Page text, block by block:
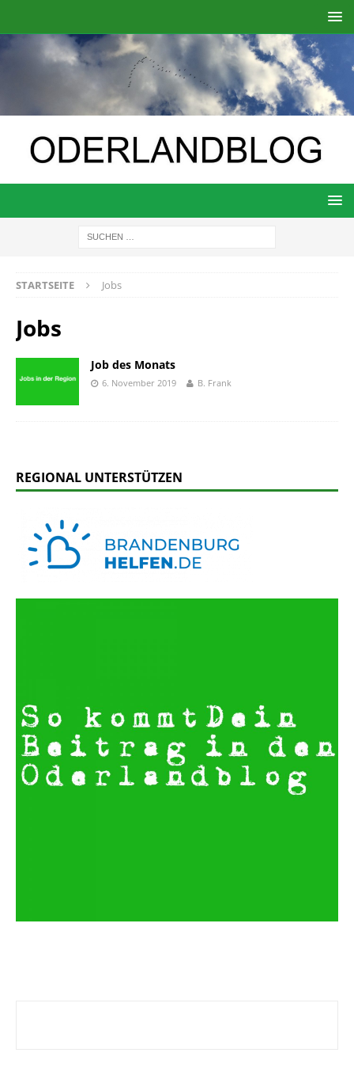
STARTSEITE Jobs
Jobs
Job des Monats
6. November 2019 B. Frank
REGIONAL UNTERSTÜTZEN